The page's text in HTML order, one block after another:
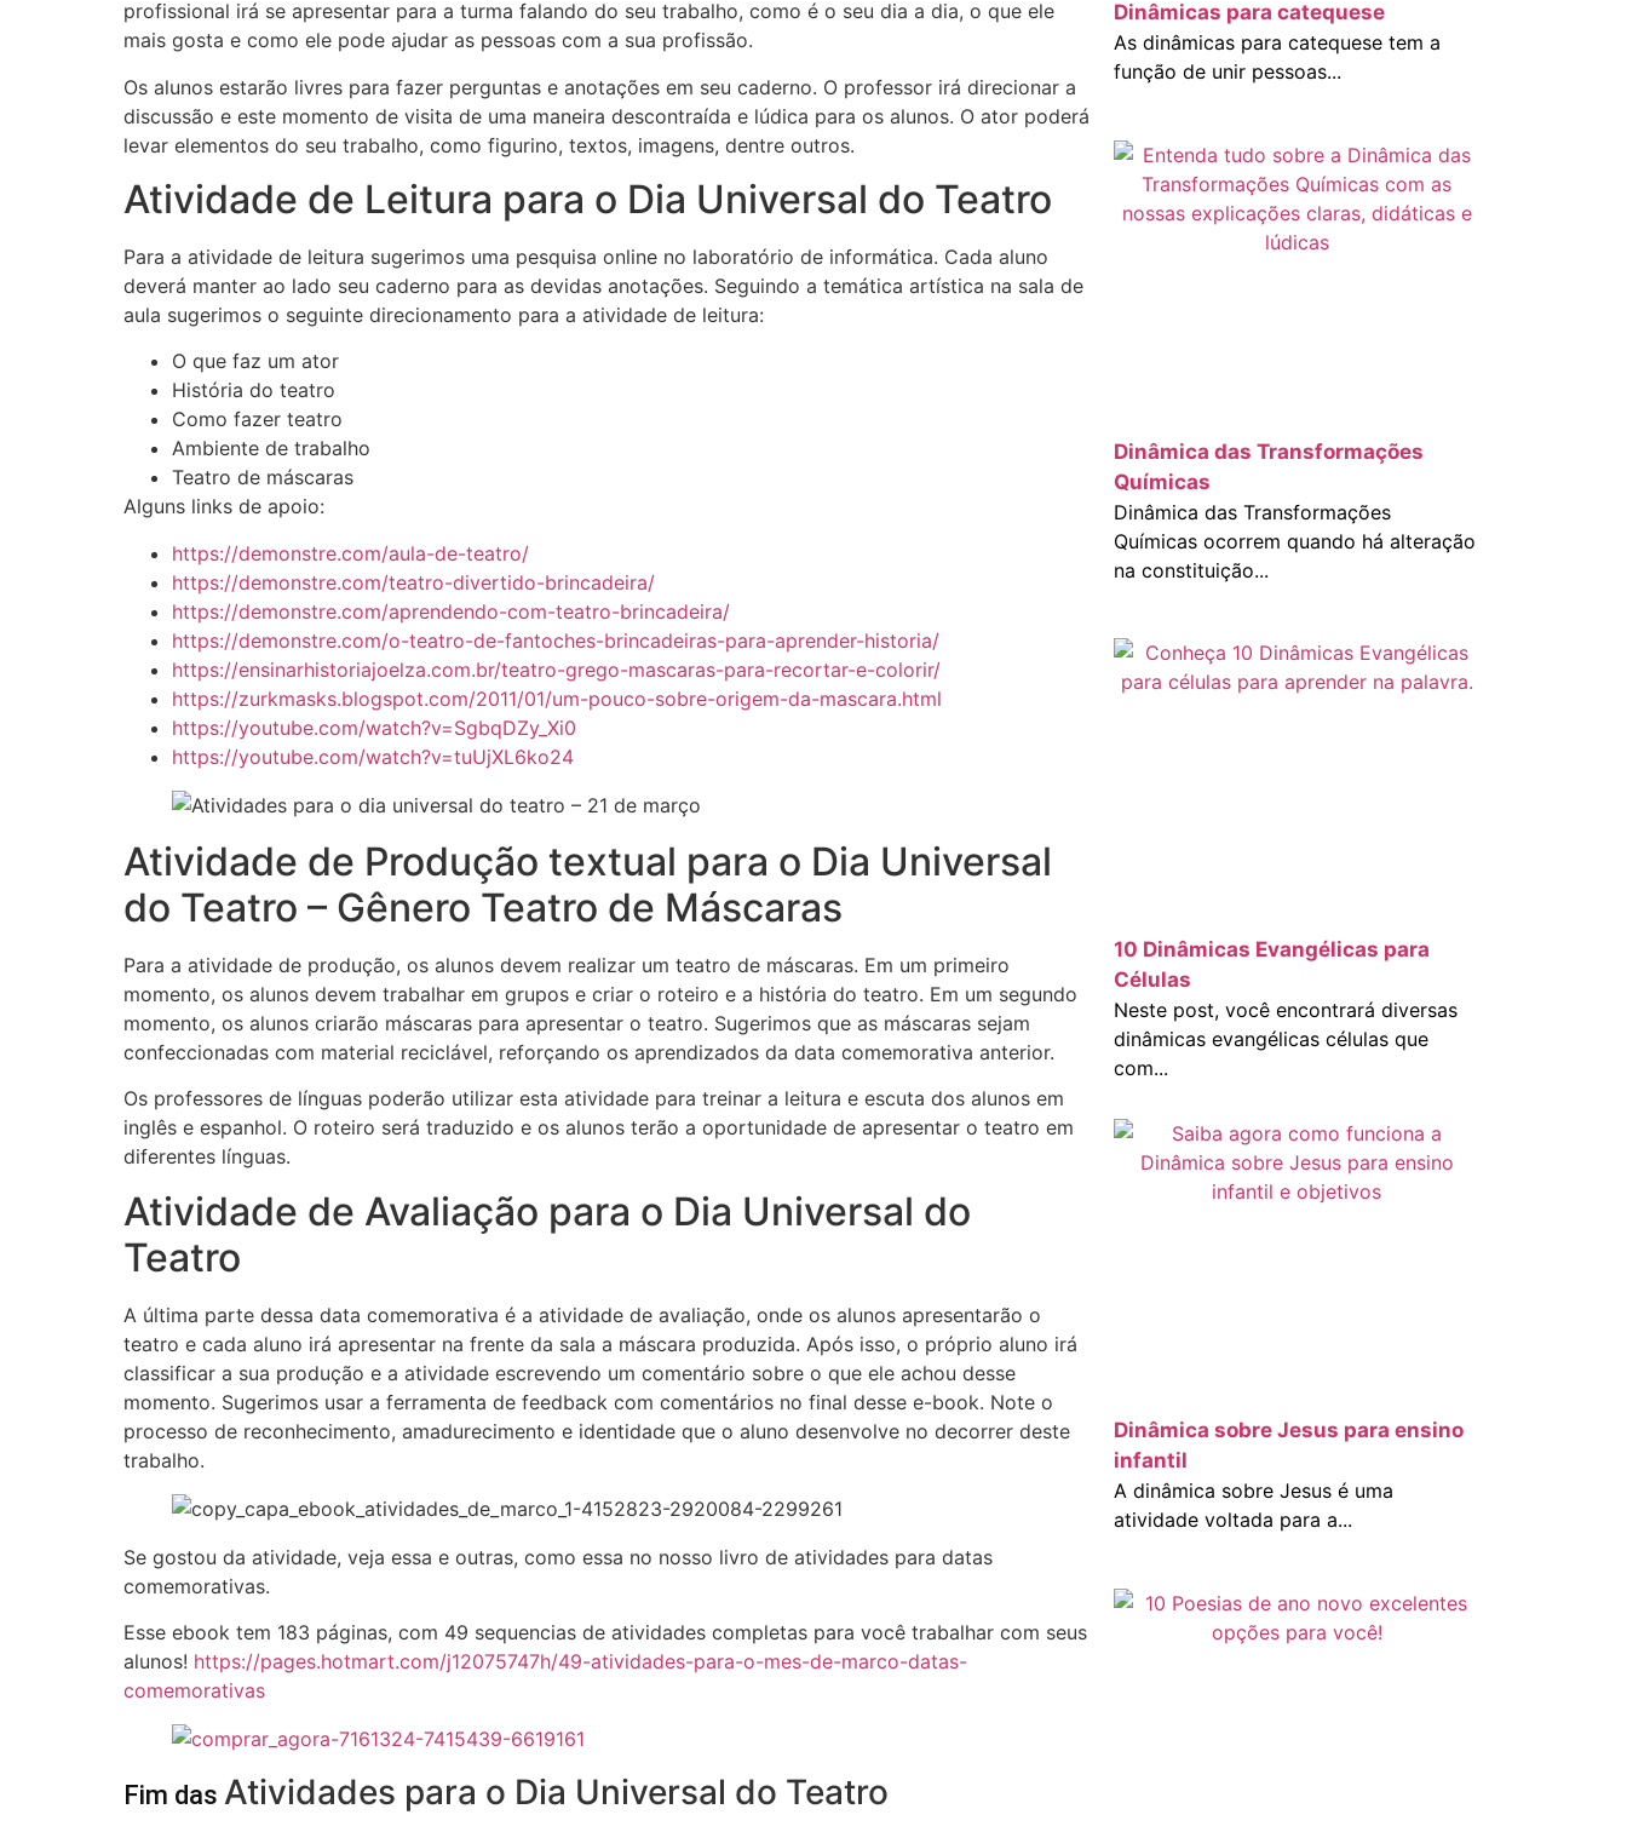
profissional irá se apresentar para a turma falando do seu trabalho, como é o seu dia a dia, o que ele
mais gosta e como ele pode ajudar as pessoas com a sua profissão.
Os alunos estarão livres para fazer perguntas e anotações em seu caderno. O professor irá direcionar a
discussão e este momento de visita de uma maneira descontraída e lúdica para os alunos. O ator poderá
levar elementos do seu trabalho, como figurino, textos, imagens, dentre outros.
Atividade de Leitura para o Dia Universal do Teatro
Para a atividade de leitura sugerimos uma pesquisa online no laboratório de informática. Cada aluno
deverá manter ao lado seu caderno para as devidas anotações. Seguindo a temática artística na sala de
aula sugerimos o seguinte direcionamento para a atividade de leitura:
O que faz um ator
História do teatro
Como fazer teatro
Ambiente de trabalho
Teatro de máscaras
Alguns links de apoio:
https://demonstre.com/aula-de-teatro/
https://demonstre.com/teatro-divertido-brincadeira/
https://demonstre.com/aprendendo-com-teatro-brincadeira/
https://demonstre.com/o-teatro-de-fantoches-brincadeiras-para-aprender-historia/
https://ensinarhistoriajoelza.com.br/teatro-grego-mascaras-para-recortar-e-colorir/
https://zurkmasks.blogspot.com/2011/01/um-pouco-sobre-origem-da-mascara.html
https://youtube.com/watch?v=SgbqDZy_Xi0
https://youtube.com/watch?v=tuUjXL6ko24
Atividade de Produção textual para o Dia Universal
do Teatro – Gênero Teatro de Máscaras
Para a atividade de produção, os alunos devem realizar um teatro de máscaras. Em um primeiro
momento, os alunos devem trabalhar em grupos e criar o roteiro e a história do teatro. Em um segundo
momento, os alunos criarão máscaras para apresentar o teatro. Sugerimos que as máscaras sejam
confeccionadas com material reciclável, reforçando os aprendizados da data comemorativa anterior.
Os professores de línguas poderão utilizar esta atividade para treinar a leitura e escuta dos alunos em
inglês e espanhol. O roteiro será traduzido e os alunos terão a oportunidade de apresentar o teatro em
diferentes línguas.
Atividade de Avaliação para o Dia Universal do
Teatro
A última parte dessa data comemorativa é a atividade de avaliação, onde os alunos apresentarão o
teatro e cada aluno irá apresentar na frente da sala a máscara produzida. Após isso, o próprio aluno irá
classificar a sua produção e a atividade escrevendo um comentário sobre o que ele achou desse
momento. Sugerimos usar a ferramenta de feedback com comentários no final desse e-book. Note o
processo de reconhecimento, amadurecimento e identidade que o aluno desenvolve no decorrer deste
trabalho.
Se gostou da atividade, veja essa e outras, como essa no nosso livro de atividades para datas
comemorativas.
Esse ebook tem 183 páginas, com 49 sequencias de atividades completas para você trabalhar com seus
alunos! https://pages.hotmart.com/j12075747h/49-atividades-para-o-mes-de-marco-datas-
comemorativas
Fim das Atividades para o Dia Universal do Teatro
Dinâmicas para catequese
As dinâmicas para catequese tem a
função de unir pessoas...
Dinâmica das Transformações
Químicas
Dinâmica das Transformações
Químicas ocorrem quando há alteração
na constituição...
10 Dinâmicas Evangélicas para
Células
Neste post, você encontrará diversas
dinâmicas evangélicas células que
com...
Dinâmica sobre Jesus para ensino
infantil
A dinâmica sobre Jesus é uma
atividade voltada para a...